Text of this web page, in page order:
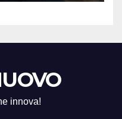
innova!